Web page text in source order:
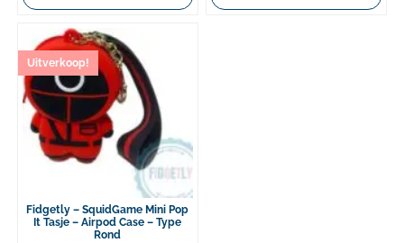
Uitverkoop!
Fidgetly – SquidGame Mini Pop
It Tasje – Airpod Case – Type
Rond